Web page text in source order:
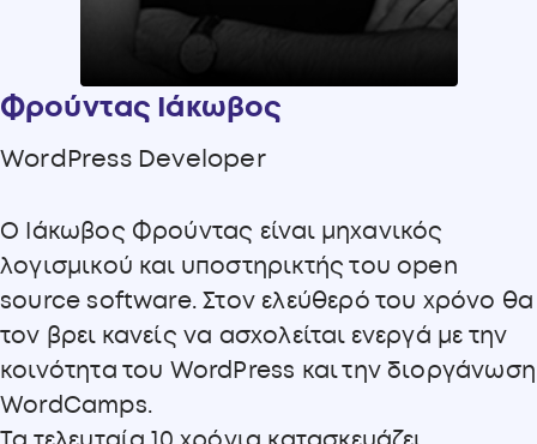
Φρούντας Ιάκωβος
WordPress Developer
O Ιάκωβος Φρούντας είναι μηχανικός
λογισμικού και υποστηρικτής του open
source software. Στον ελεύθερό του χρόνο θα
τον βρει κανείς να ασχολείται ενεργά με την
κοινότητα του WordPress και την διοργάνωση
WordCamps.